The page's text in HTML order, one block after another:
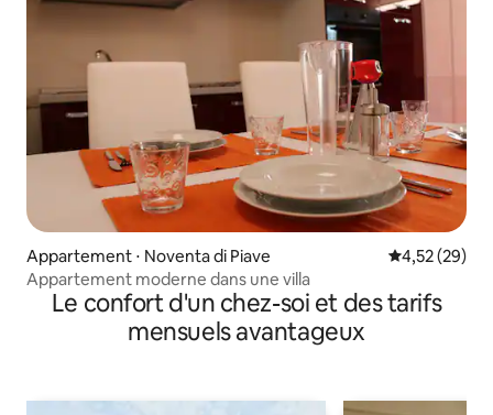
Appartement ⋅ Noventa di Piave Évaluation
4,52 (29)
Appartement moderne dans une villa
Le confort d'un chez-soi et des tarifs
mensuels avantageux